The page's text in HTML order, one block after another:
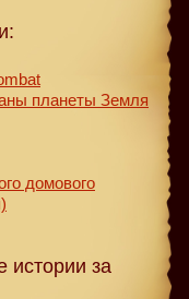
планеты Земля
домового
за